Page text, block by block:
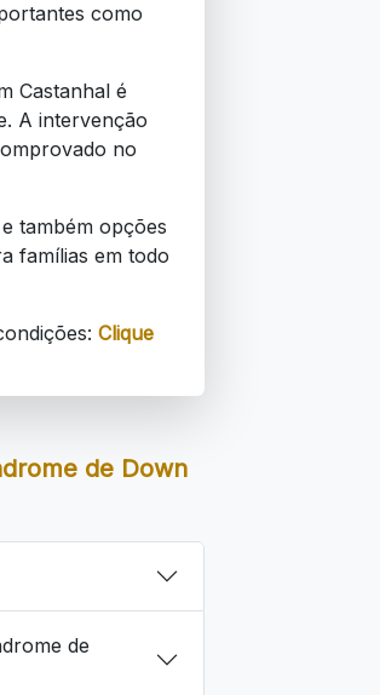
como
Castanhal é
A intervenção
no
também opções
famílias em todo
Clique
de Down
de